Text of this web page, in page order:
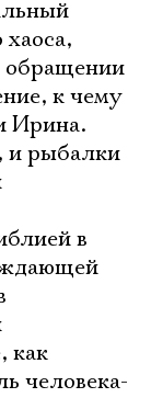
обращении
к чему
Ирина.
и рыбалки
в
как
человека-